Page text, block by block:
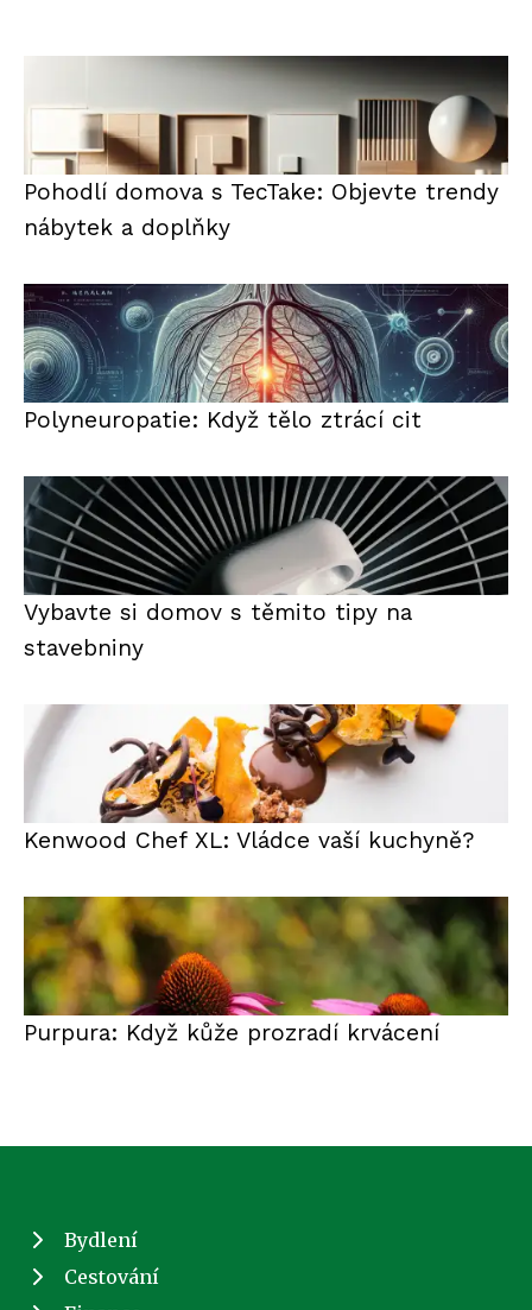
Pohodlí domova s TecTake: Objevte trendy
nábytek a doplňky
Polyneuropatie: Když tělo ztrácí cit
Vybavte si domov s těmito tipy na
stavebniny
Kenwood Chef XL: Vládce vaší kuchyně?
Purpura: Když kůže prozradí krvácení
Bydlení
Cestování